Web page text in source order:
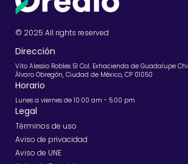
© 2025 All rights reserved
Dirección
Vito Alessio Robles 51 Col. Exhacienda de Guadalupe
Álvaro Obregón, Ciudad de México, CP 01050
Horario
Lunes a viernes de 10:00 am - 5:00 pm
Legal
Términos de uso
Aviso de privacidad
Aviso de UNE